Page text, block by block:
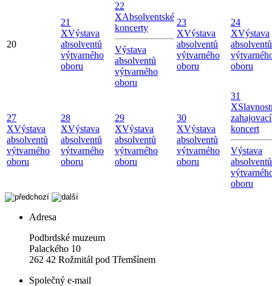
20
21
XVýstava
absolventů
výtvarného
oboru
22
XAbsolventské
koncerty
Výstava
absolventů
výtvarného
oboru
23
XVýstava
absolventů
výtvarného
oboru
24
XVýstava
absolventů
oboru
27
XVýstava
absolventů
výtvarného
oboru
28
XVýstava
absolventů
výtvarného
oboru
29
XVýstava
absolventů
výtvarného
oboru
30
XVýstava
absolventů
výtvarného
oboru
31
X
zahajovací
koncert
Výstava
absolventů
oboru
Adresa
Podbrdské muzeum
Palackého 10
262 42 Rožmitál pod Třemšínem
Společný e-mail